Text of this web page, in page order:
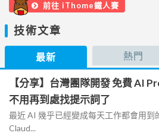
前往 iThome鐵人賽
技術文章
最新 熱門
【分享】台灣團隊開發 免費 AI
不用再到處找提示詞了
最近 AI 幾乎已經變成每天工作都會用到
Claud...